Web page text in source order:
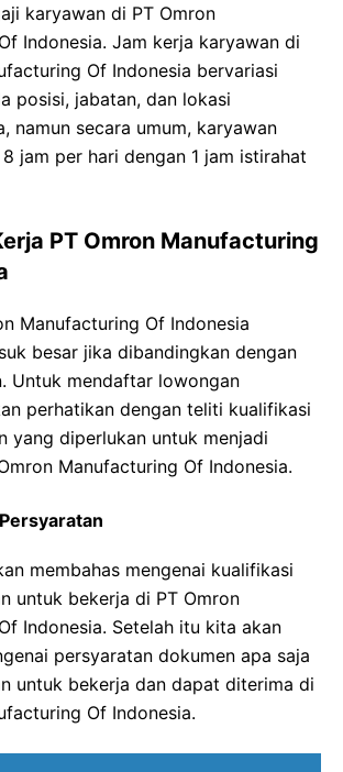
karyawan di PT Omron
Indonesia. Jam kerja karyawan di
Of Indonesia bervariasi
posisi, jabatan, dan lokasi
namun secara umum, karyawan
jam per hari dengan 1 jam istirahat
PT Omron Manufacturing
Manufacturing Of Indonesia
besar jika dibandingkan dengan
Untuk mendaftar lowongan
perhatikan dengan teliti kualifikasi
yang diperlukan untuk menjadi
Manufacturing Of Indonesia.
membahas mengenai kualifikasi
untuk bekerja di PT Omron
Indonesia. Setelah itu kita akan
persyaratan dokumen apa saja
untuk bekerja dan dapat diterima di
Of Indonesia.